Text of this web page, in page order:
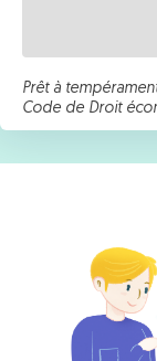
Prêt à
Code de Droit